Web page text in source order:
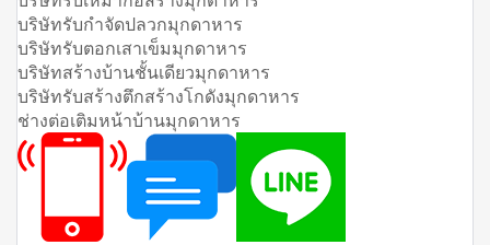
บริษัทรับกำจัดปลวกมุกดาหาร
บริษัทรับตอกเสาเข็มมุกดาหาร
บริษัทสร้างบ้านชั้นเดียวมุกดาหาร
บริษัทรับสร้างตึกสร้างโกดังมุกดาหาร
ช่างต่อเติมหน้าบ้านมุกดาหาร